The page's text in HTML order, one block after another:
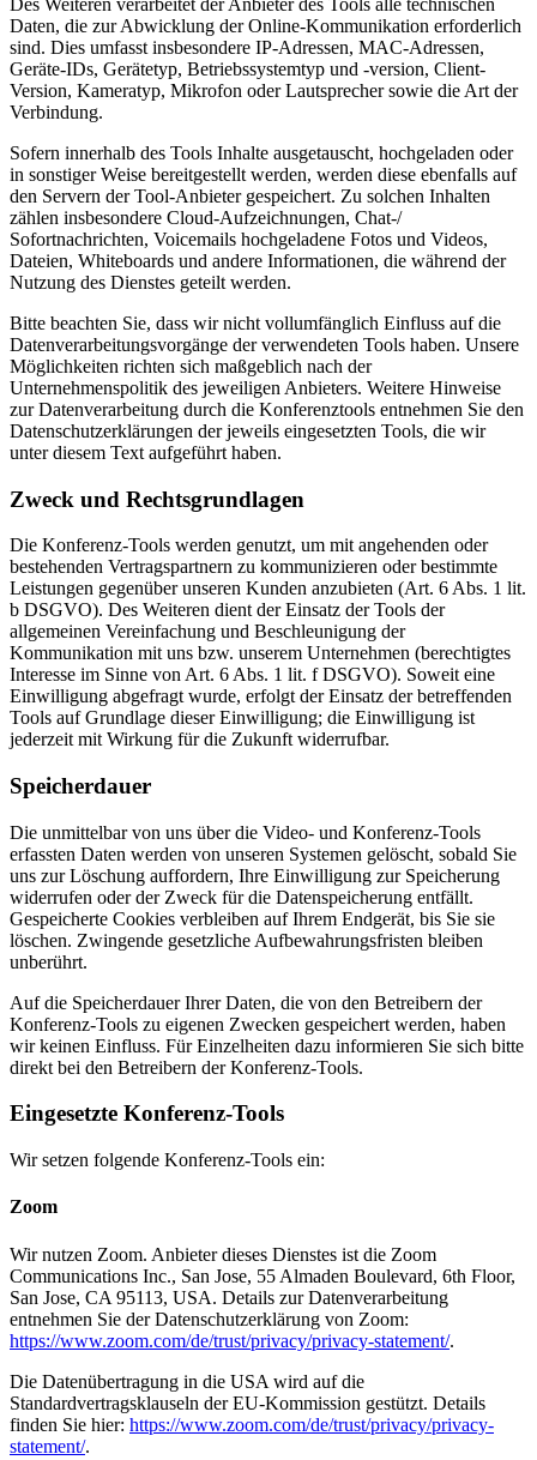
Daten, die zur Abwicklung der Online-Kommunikation erforderlich
sind. Dies umfasst insbesondere IP-Adressen, MAC-Adressen,
Geräte-IDs, Gerätetyp, Betriebssystemtyp und -version, Client-
Version, Kameratyp, Mikrofon oder Lautsprecher sowie die Art der
Verbindung.
Sofern innerhalb des Tools Inhalte ausgetauscht, hochgeladen oder
in sonstiger Weise bereitgestellt werden, werden diese ebenfalls auf
den Servern der Tool-Anbieter gespeichert. Zu solchen Inhalten
zählen insbesondere Cloud-Aufzeichnungen, Chat-/
Sofortnachrichten, Voicemails hochgeladene Fotos und Videos,
Dateien, Whiteboards und andere Informationen, die während der
Nutzung des Dienstes geteilt werden.
Bitte beachten Sie, dass wir nicht vollumfänglich Einfluss auf die
Datenverarbeitungsvorgänge der verwendeten Tools haben. Unsere
Möglichkeiten richten sich maßgeblich nach der
Unternehmenspolitik des jeweiligen Anbieters. Weitere Hinweise
zur Datenverarbeitung durch die Konferenztools entnehmen Sie den
Datenschutzerklärungen der jeweils eingesetzten Tools, die wir
unter diesem Text aufgeführt haben.
Zweck und Rechtsgrundlagen
Die Konferenz-Tools werden genutzt, um mit angehenden oder
bestehenden Vertragspartnern zu kommunizieren oder bestimmte
Leistungen gegenüber unseren Kunden anzubieten (Art. 6 Abs. 1 lit.
b DSGVO). Des Weiteren dient der Einsatz der Tools der
allgemeinen Vereinfachung und Beschleunigung der
Kommunikation mit uns bzw. unserem Unternehmen (berechtigtes
Interesse im Sinne von Art. 6 Abs. 1 lit. f DSGVO). Soweit eine
Einwilligung abgefragt wurde, erfolgt der Einsatz der betreffenden
Tools auf Grundlage dieser Einwilligung; die Einwilligung ist
jederzeit mit Wirkung für die Zukunft widerrufbar.
Speicherdauer
Die unmittelbar von uns über die Video- und Konferenz-Tools
erfassten Daten werden von unseren Systemen gelöscht, sobald Sie
uns zur Löschung auffordern, Ihre Einwilligung zur Speicherung
widerrufen oder der Zweck für die Datenspeicherung entfällt.
Gespeicherte Cookies verbleiben auf Ihrem Endgerät, bis Sie sie
löschen. Zwingende gesetzliche Aufbewahrungsfristen bleiben
unberührt.
Auf die Speicherdauer Ihrer Daten, die von den Betreibern der
Konferenz-Tools zu eigenen Zwecken gespeichert werden, haben
wir keinen Einfluss. Für Einzelheiten dazu informieren Sie sich bitte
direkt bei den Betreibern der Konferenz-Tools.
Eingesetzte Konferenz-Tools
Wir setzen folgende Konferenz-Tools ein:
Zoom
Wir nutzen Zoom. Anbieter dieses Dienstes ist die Zoom
Communications Inc., San Jose, 55 Almaden Boulevard, 6th Floor,
San Jose, CA 95113, USA. Details zur Datenverarbeitung
entnehmen Sie der Datenschutzerklärung von Zoom:
https://www.zoom.com/de/trust/privacy/privacy-statement/.
Die Datenübertragung in die USA wird auf die
Standardvertragsklauseln der EU-Kommission gestützt. Details
finden Sie hier: https://www.zoom.com/de/trust/privacy/privacy-
statement/.